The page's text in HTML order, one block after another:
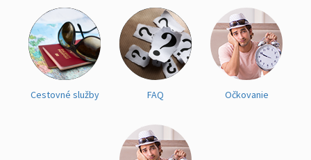
Cestovné služby FAQ Očkovanie